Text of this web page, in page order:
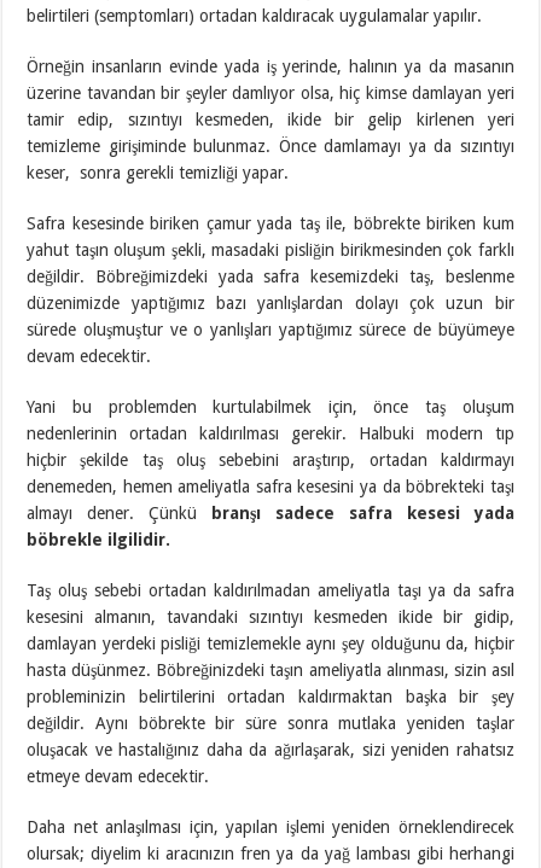
belirtileri (semptomları) ortadan kaldıracak uygulamalar yapılır.
Örneğin insanların evinde yada iş yerinde, halının ya da masanın
üzerine tavandan bir şeyler damlıyor olsa, hiç kimse damlayan yeri
tamir edip, sızıntıyı kesmeden, ikide bir gelip kirlenen yeri
temizleme girişiminde bulunmaz. Önce damlamayı ya da sızıntıyı
keser, sonra gerekli temizliği yapar.
Safra kesesinde biriken çamur yada taş ile, böbrekte biriken kum
yahut taşın oluşum şekli, masadaki pisliğin birikmesinden çok farklı
değildir. Böbreğimizdeki yada safra kesemizdeki taş, beslenme
düzenimizde yaptığımız bazı yanlışlardan dolayı çok uzun bir
sürede oluşmuştur ve o yanlışları yaptığımız sürece de büyümeye
devam edecektir.
Yani bu problemden kurtulabilmek için, önce taş oluşum
nedenlerinin ortadan kaldırılması gerekir. Halbuki modern tıp
hiçbir şekilde taş oluş sebebini araştırıp, ortadan kaldırmayı
denemeden, hemen ameliyatla safra kesesini ya da böbrekteki taşı
almayı dener. Çünkü
branşı sadece safra kesesi yada
böbrekle ilgilidir.
Taş oluş sebebi ortadan kaldırılmadan ameliyatla taşı ya da safra
kesesini almanın, tavandaki sızıntıyı kesmeden ikide bir gidip,
damlayan yerdeki pisliği temizlemekle aynı şey olduğunu da, hiçbir
hasta düşünmez. Böbreğinizdeki taşın ameliyatla alınması, sizin asıl
probleminizin belirtilerini ortadan kaldırmaktan başka bir şey
değildir. Aynı böbrekte bir süre sonra mutlaka yeniden taşlar
oluşacak ve hastalığınız daha da ağırlaşarak, sizi yeniden rahatsız
etmeye devam edecektir.
Daha net anlaşılması için, yapılan işlemi yeniden örneklendirecek
olursak; diyelim ki aracınızın fren ya da yağ lambası gibi herhangi